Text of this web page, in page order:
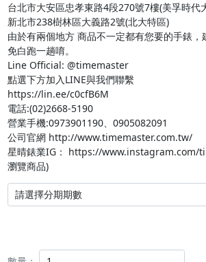
台北市大安區忠孝東路4段270號7樓(美孚時代
新北市238樹林區大義路2號(北大特區)
由於有兩個地方 商品不一定都有您要的手錶，
免白跑一趟唷。
Line Official: @timemaster
點選下方加入LINE與我們聯繫
https://lin.ee/c0cfB6M
電話:(02)2668-5190
營業手機:0973901190、0905082091
公司官網 http://www.timemaster.com.tw/
星晴錶業IG： https://www.instagram.com/
瀏覽商品)